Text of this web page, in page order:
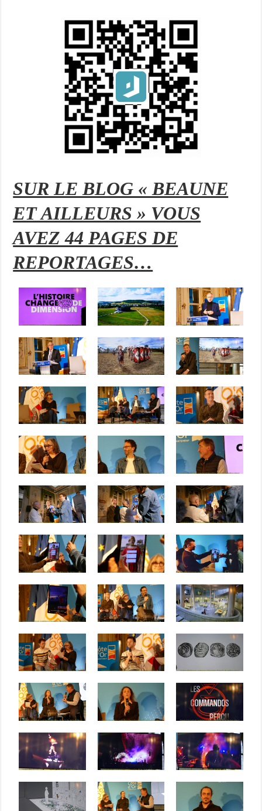
SUR LE BLOG « BEAUNE
ET AILLEURS » VOUS
AVEZ 44 PAGES DE
REPORTAGES…